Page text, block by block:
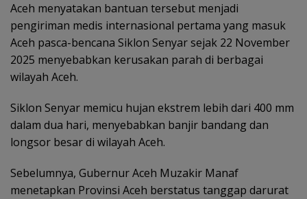
Aceh menyatakan bantuan tersebut menjadi
pengiriman medis internasional pertama yang masuk
Aceh pasca-bencana Siklon Senyar sejak 22 November
2025 menyebabkan kerusakan parah di berbagai
wilayah Aceh.
Siklon Senyar memicu hujan ekstrem lebih dari 400 mm
dalam dua hari, menyebabkan banjir bandang dan
longsor besar di wilayah Aceh.
Sebelumnya, Gubernur Aceh Muzakir Manaf
menetapkan Provinsi Aceh berstatus tanggap darurat